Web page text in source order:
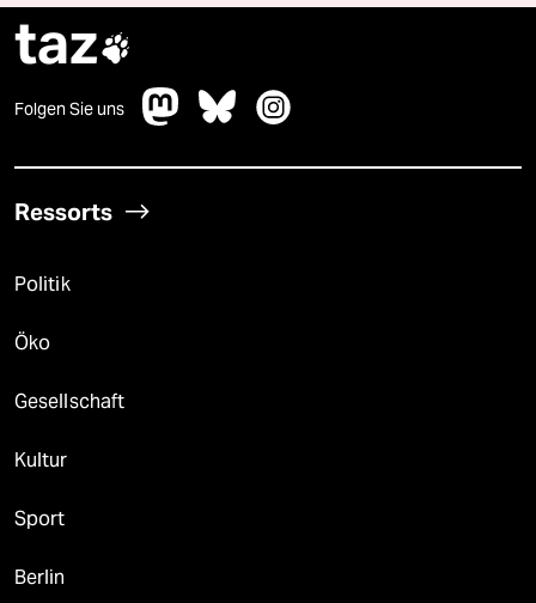
taz
Folgen Sie uns
Ressorts
Politik
Öko
Gesellschaft
Kultur
Sport
Berlin